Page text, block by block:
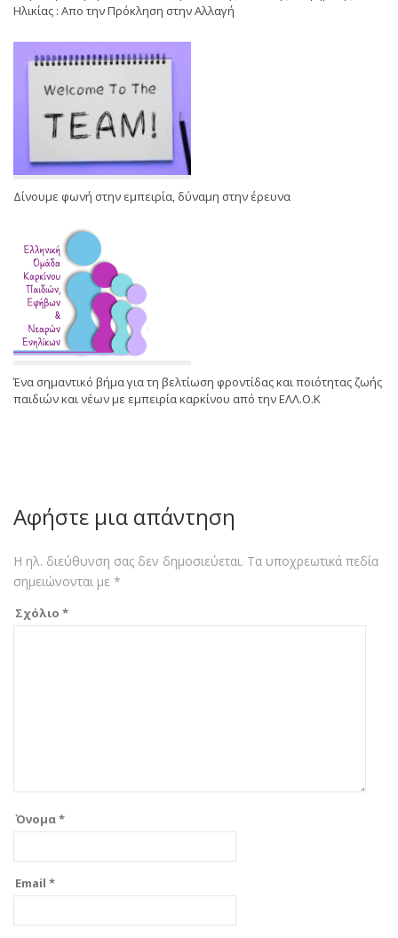
Ηλικίας : Απο την Πρόκληση στην Αλλαγή
Δίνουμε φωνή στην εμπειρία, δύναμη στην έρευνα
Ένα σημαντικό βήμα για τη βελτίωση φροντίδας και ποιότητας ζωής
παιδιών και νέων με εμπειρία καρκίνου από την ΕΛΛ.Ο.Κ
Αφήστε μια απάντηση
Η ηλ. διεύθυνση σας δεν δημοσιεύεται. Τα υποχρεωτικά πεδία
σημειώνονται με *
Σχόλιο *
Όνομα*
Email *